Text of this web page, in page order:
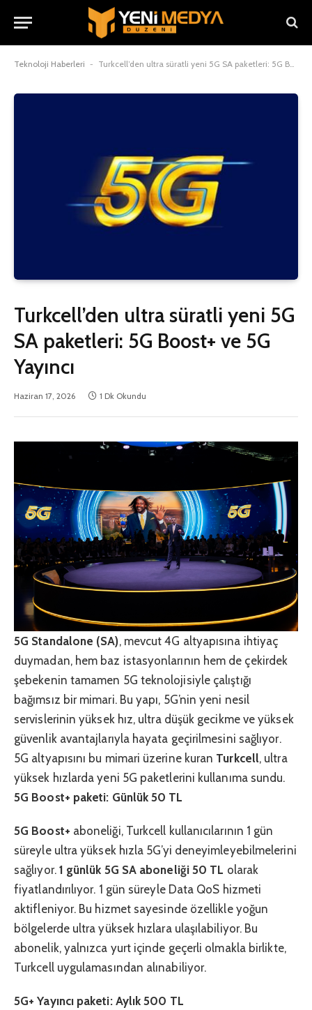
Teknoloji Haberleri - Turkcell’den ultra süratli yeni 5G SA paketleri: 5G Boost+ ve 5G Yayıncı
Turkcell’den ultra süratli yeni 5G
SA paketleri: 5G Boost+ ve 5G
Yayıncı
Haziran 17, 2026 1 Dk Okundu
5G Standalone (SA), mevcut 4G altyapısına ihtiyaç
duymadan, hem baz istasyonlarının hem de çekirdek
şebekenin tamamen 5G teknolojisiyle çalıştığı
bağımsız bir mimari. Bu yapı, 5G’nin yeni nesil
servislerinin yüksek hız, ultra düşük gecikme ve yüksek
güvenlik avantajlarıyla hayata geçirilmesini sağlıyor.
5G altyapısını bu mimari üzerine kuran Turkcell, ultra
yüksek hızlarda yeni 5G paketlerini kullanıma sundu.
5G Boost+ paketi: Günlük 50 TL
5G Boost+ aboneliği, Turkcell kullanıcılarının 1 gün
süreyle ultra yüksek hızla 5G’yi deneyimleyebilmelerini
sağlıyor. 1 günlük 5G SA aboneliği 50 TL olarak
fiyatlandırılıyor. 1 gün süreyle Data QoS hizmeti
aktifleniyor. Bu hizmet sayesinde özellikle yoğun
bölgelerde ultra yüksek hızlara ulaşılabiliyor. Bu
abonelik, yalnızca yurt içinde geçerli olmakla birlikte,
Turkcell uygulamasından alınabiliyor.
5G+ Yayıncı paketi: Aylık 500 TL